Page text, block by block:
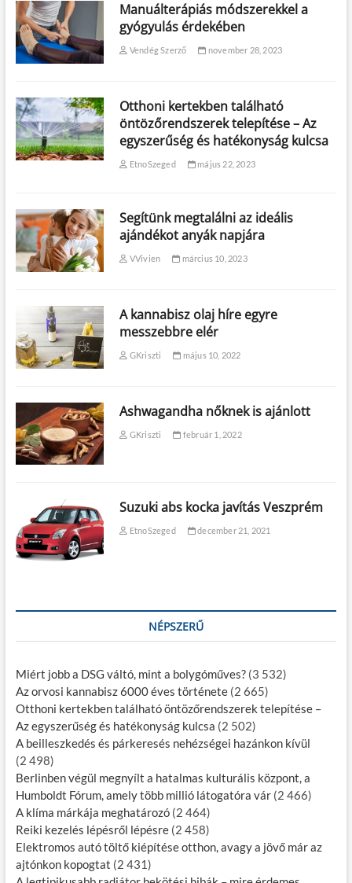
Manuálterápiás módszerekkel a
gyógyulás érdekében
Vendég Szerző november 28, 2023
Otthoni kertekben található
öntözőrendszerek telepítése – Az
egyszerűség és hatékonyság kulcsa
EtnoSzeged május 22, 2023
Segítünk megtalálni az ideális
ajándékot anyák napjára
VVivien március 10, 2023
A kannabisz olaj híre egyre
messzebbre elér
GKriszti május 10, 2022
Ashwagandha nőknek is ajánlott
GKriszti február 1, 2022
Suzuki abs kocka javítás Veszprém
EtnoSzeged december 21, 2021
NÉPSZERŰ
Miért jobb a DSG váltó, mint a bolygóműves? (3 532)
Az orvosi kannabisz 6000 éves története (2 665)
Otthoni kertekben található öntözőrendszerek telepítése –
Az egyszerűség és hatékonyság kulcsa (2 502)
A beilleszkedés és párkeresés nehézségei hazánkon kívül
(2 498)
Berlinben végül megnyílt a hatalmas kulturális központ, a
Humboldt Fórum, amely több millió látogatóra vár (2 466)
A klíma márkája meghatározó (2 464)
Reiki kezelés lépésről lépésre (2 458)
Elektromos autó töltő kiépítése otthon, avagy a jövő már az
ajtónkon kopogtat (2 431)